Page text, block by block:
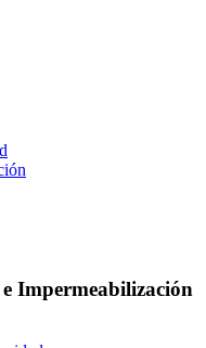
Impermeabilización